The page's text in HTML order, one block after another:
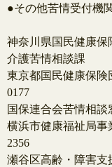
●その他苦情受付機
神奈川県国民健康
介護苦情相談課
東京都国民健
0177
国保連合会苦情相談
横浜市健康福
2356
瀬谷区高齢・